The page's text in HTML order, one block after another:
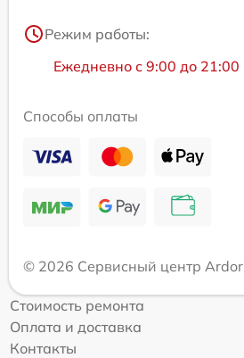
Режим работы:
Ежедневно с 9:00 до 21:00
Способы оплаты
© 2026 Сервисный центр Ardor
Стоимость ремонта
Оплата и доставка
Контакты